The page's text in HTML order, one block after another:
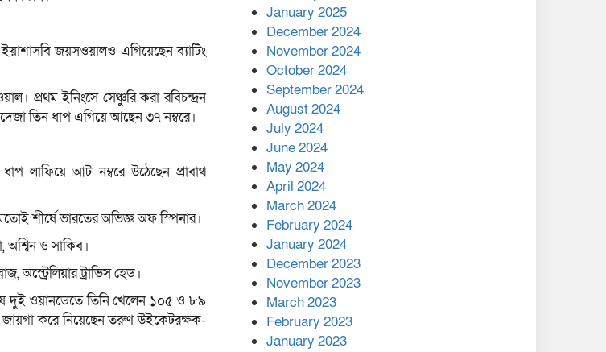
ইয়াশাসবি জয়সওয়ালও এগিয়েছেন ব্যাটিং
প্রথম ইনিংসে সেঞ্চুরি করা রবিচন্দ্রন
তিন ধাপ এগিয়ে আছেন ৩৭ নম্বরে।
লাফিয়ে আট নম্বরে উঠেছেন প্রাবাথ
শীর্ষে ভারতের অভিজ্ঞ অফ স্পিনার।
অশ্বিন ও সাকিব।
অস্ট্রেলিয়ার ট্রাভিস হেড।
দুই ওয়ানডেতে তিনি খেলেন ১০৫ ও ৮৯
জায়গা করে নিয়েছেন তরুণ উইকেটরক্ষক-
হবে আনোয়ারায়
বান্দরবানে বন্যায় ক্ষতিগ্রস্তদের
মাঝে সহায়তা দিলেন সাচিং প্রু
জেরী
January 2025
December 2024
November 2024
October 2024
September 2024
August 2024
July 2024
June 2024
May 2024
April 2024
March 2024
February 2024
January 2024
December 2023
November 2023
March 2023
February 2023
January 2023